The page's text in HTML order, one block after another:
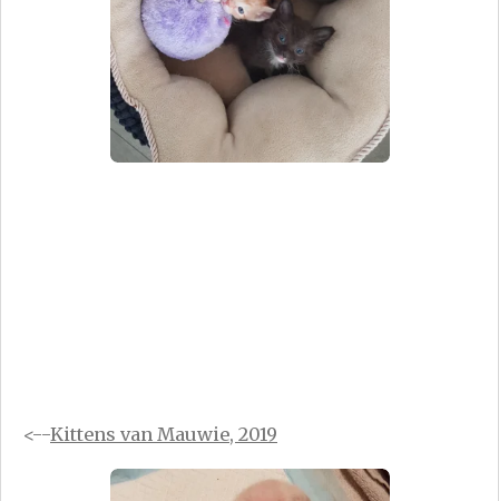
<--Kittens van Mauwie, 2019